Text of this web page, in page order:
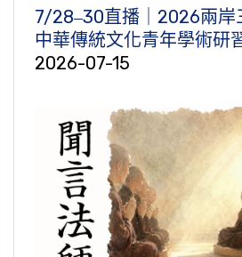
7/28‒30直播｜2026兩岸
中華傳統文化青年學術研
2026-07-15